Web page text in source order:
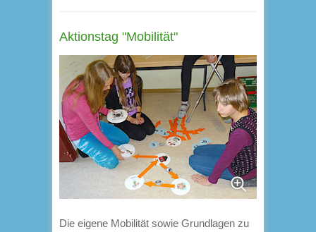
Aktionstag "Mobilität"
Die eigene Mobilität sowie Grundlagen zu